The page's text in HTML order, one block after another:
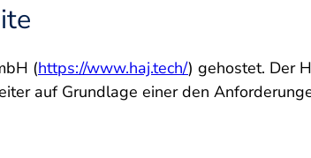
(https://www.haj.tech/) gehostet. Der
auf Grundlage einer den